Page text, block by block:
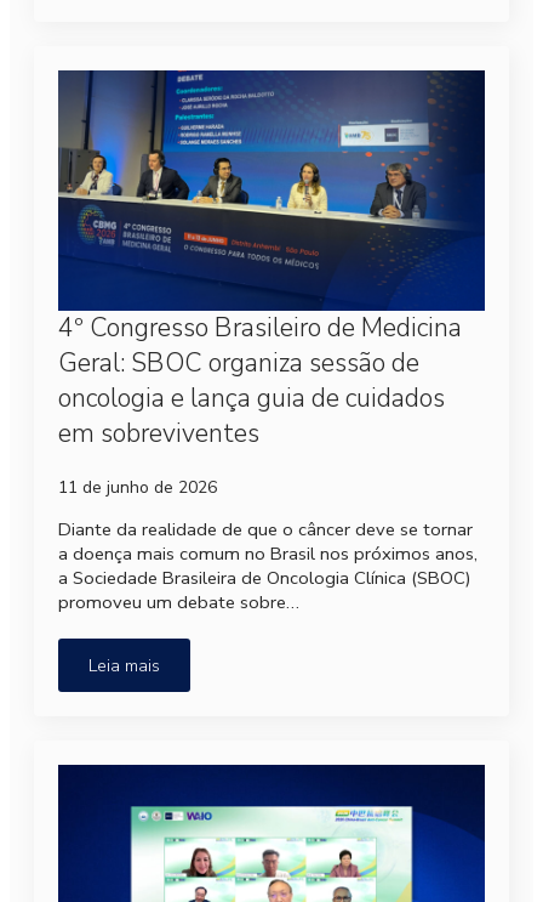
4º Congresso Brasileiro de Medicina
Geral: SBOC organiza sessão de
oncologia e lança guia de cuidados
em sobreviventes
11 de junho de 2026
Diante da realidade de que o câncer deve se tornar
a doença mais comum no Brasil nos próximos anos,
a Sociedade Brasileira de Oncologia Clínica (SBOC)
promoveu um debate sobre…
Leia mais